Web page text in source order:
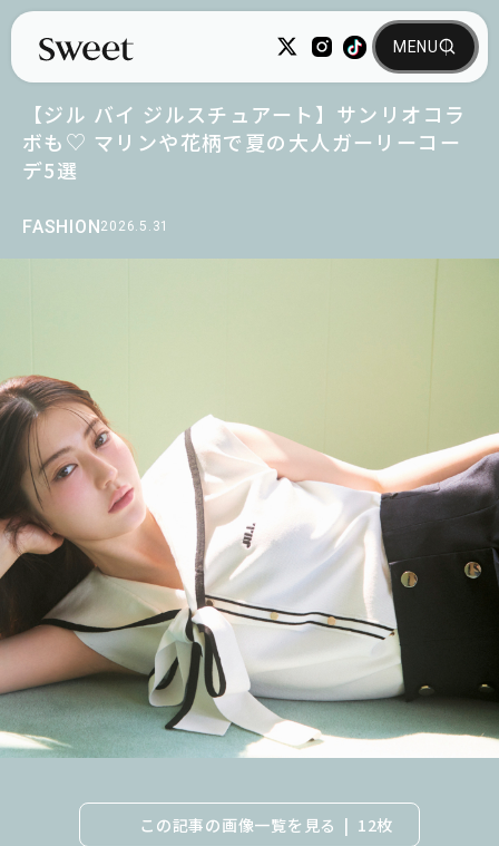
FASHION2026.5.31
【ジル バイ ジルスチュアート】サンリオコラ
ボも♡ マリンや花柄で夏の大人ガーリーコー
デ5選
この記事の画像一覧を見る 12枚